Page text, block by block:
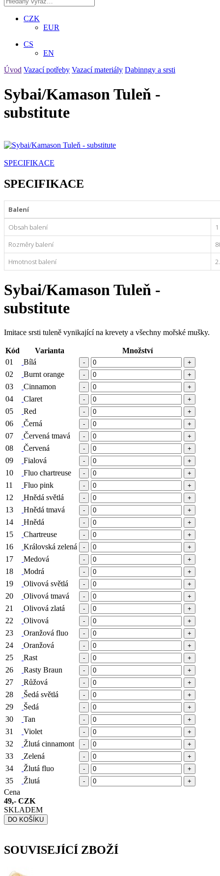
CZK
EUR
CS
EN
Úvod Vazací potřeby Vazací materiály Dabinngy a srsti
Sybai/Kamason Tuleň -
substitute
SPECIFIKACE
SPECIFIKACE
Balení
Obsah balení
Rozměry balení
Hmotnost balení
Sybai/Kamason Tuleň -
substitute
Imitace srsti tuleně vynikající na krevety a všechny mořské mušky.
Kód Varianta
Množství
01
Bílá - +
02 Burnt orange - +
03 Cinnamon - +
04 Claret - +
05 Red - +
06 Černá - +
07 Červená tmavá - +
08 Červená - +
09 Fialová - +
10 Fluo chartreuse - +
11 Fluo pink - +
12 Hnědá světlá - +
13 Hnědá tmavá - +
14 Hnědá - +
15 Chartreuse - +
16 Královská zelená - +
17 Medová - +
18 Modrá - +
19 Olivová světlá - +
20 Olivová tmavá - +
21 Olivová zlatá - +
22 Olivová - +
23 Oranžová fluo - +
24 Oranžová - +
25 Rast - +
26 Rasty Braun - +
27 Růžová - +
28 Šedá světlá - +
29 Šedá - +
30 Tan - +
31 Violet - +
32 Žlutá cinnamont - +
33 Zelená - +
34 Žlutá fluo - +
35 Žlutá - +
Cena
49,- CZK
SKLADEM
DO KOŠÍKU
SOUVISEJÍCÍ ZBOŽÍ